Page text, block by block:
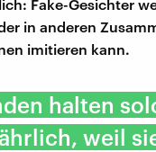
Fake-Gesichter
in anderen
imitieren kann.
halten
weil